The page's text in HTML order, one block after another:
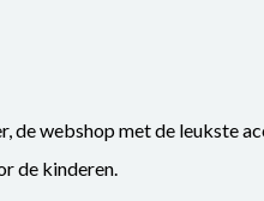
de webshop met de leukste
de kinderen.